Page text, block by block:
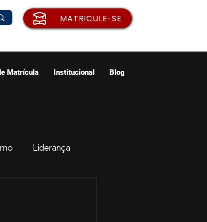
MATRICULE-SE
Matrícula Institucional Blog
Liderança